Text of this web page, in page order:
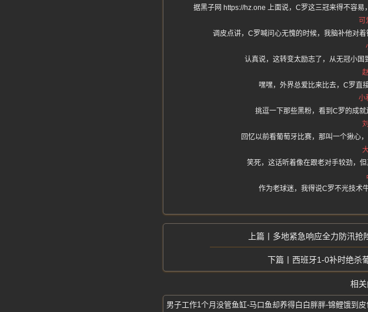
据黑子网 https://hz.one 上面说，C罗这三冠来得不容
可
调皮点讲，C罗喊问心无愧的时候，我脑补他对
认真说，这转变太励志了，从无冠小国
嘿嘿，外界总爱比来比去，C罗直
小
挑逗一下那些黑粉，看到C罗的成
回忆以前看葡萄牙比赛，那叫一个揪心
笑死，这话听着像在跟老对手较劲，
作为老球迷，我得说C罗不光技术
多地紧急响应全力防汛抢
西班牙1-0补时绝杀
相
男子工作1个月没管鱼缸-马口鱼却养得白白胖胖-锦鲤饿到皮